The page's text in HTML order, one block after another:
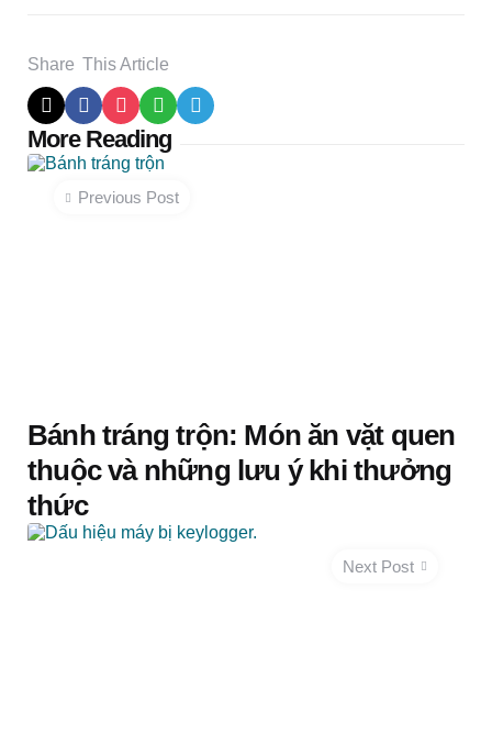
Share This Article
More Reading
Post
navigation
Previous Post
Bánh tráng trộn: Món ăn vặt quen
thuộc và những lưu ý khi thưởng
thức
Next Post